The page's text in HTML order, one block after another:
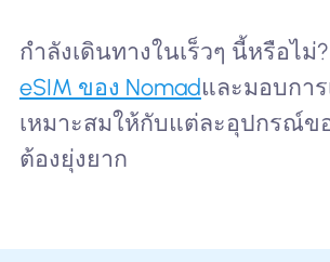
กำลังเดินทางในเร็วๆ นี้หรือไม่
eSIM ของ Nomadและมอบกา
เหมาะสมให้กับแต่ละอุปกรณ์ข
ต้องยุ่งยาก